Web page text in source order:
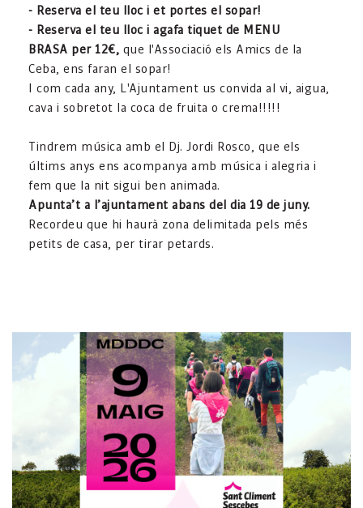
- Reserva el teu lloc i et portes el sopar!
- Reserva el teu lloc i agafa tiquet de MENU
BRASA per 12€, que l'Associació els Amics de la
Ceba, ens faran el sopar!
I com cada any, L'Ajuntament us convida al vi, aigua,
cava i sobretot la coca de fruita o crema!!!!!
Tindrem música amb el Dj. Jordi Rosco, que els
últims anys ens acompanya amb música i alegria i
fem que la nit sigui ben animada.
Apunta’t a l’ajuntament abans del dia 19 de juny.
Recordeu que hi haurà zona delimitada pels més
petits de casa, per tirar petards.